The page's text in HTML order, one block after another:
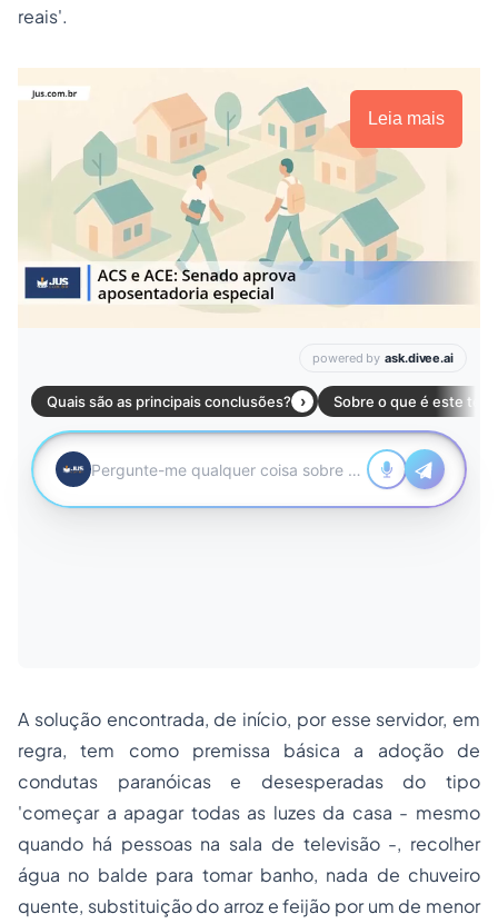
reais'.
Leia mais
A solução encontrada, de início, por esse servidor, em
regra, tem como premissa básica a adoção de
condutas paranóicas e desesperadas do tipo
'começar a apagar todas as luzes da casa - mesmo
quando há pessoas na sala de televisão -, recolher
água no balde para tomar banho, nada de chuveiro
quente, substituição do arroz e feijão por um de menor